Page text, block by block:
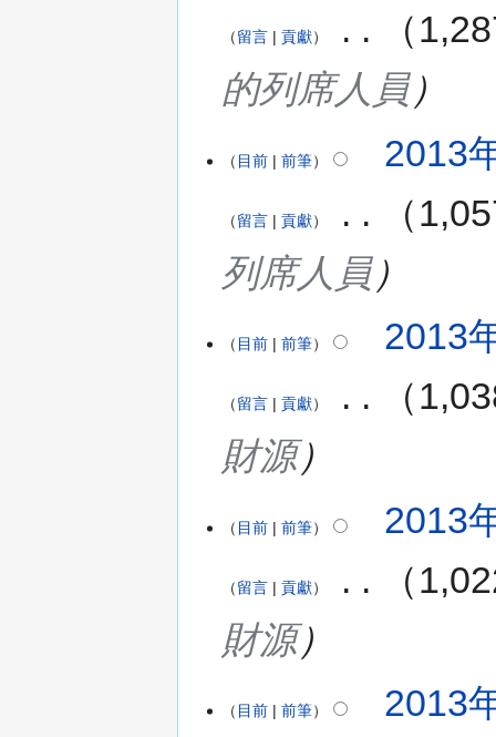
留言 貢獻
的列席人員
目前 前筆 2013
留言 貢獻
列席人員
目前 前筆 2013
留言 貢獻
財源
目前 前筆 2013
留言 貢獻
財源
目前 前筆 2013